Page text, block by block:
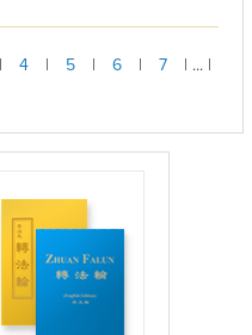
4 5 6 7
| ... |